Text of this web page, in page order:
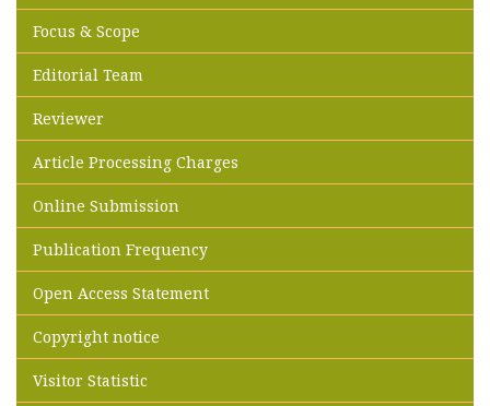
Focus & Scope
Editorial Team
Reviewer
Article Processing Charges
Online Submission
Publication Frequency
Open Access Statement
Copyright notice
Visitor Statistic